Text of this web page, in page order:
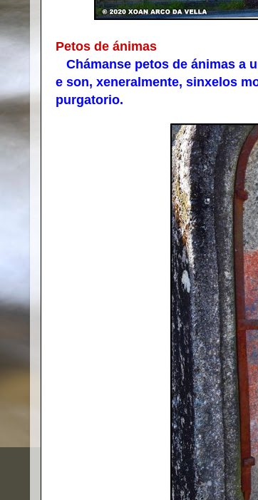
Petos de ánimas
Chámanse petos de ánimas a
e son, xeneralmente, sinxelos
purgatorio.